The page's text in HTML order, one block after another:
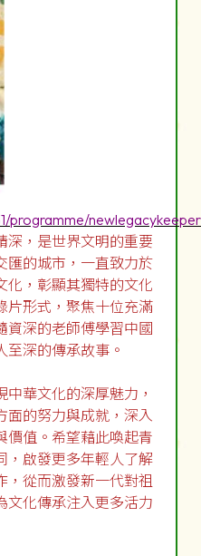
programme/
深，是世界文明的重要
匯的城市，一直致力於
化，彰顯其獨特的文化
片形式，聚焦十位充滿
資深的老師傅學習中國
深的傳承故事。
華文化的深厚魅力，
面的努力與成就，深入
價值。希望藉此喚起青
，啟發更多年輕人了解
，從而激發新一代對祖
文化傳承注入更多活力